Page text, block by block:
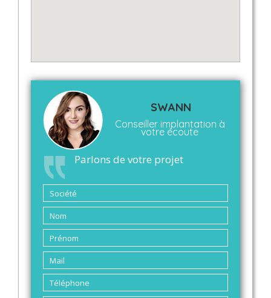
SWANN
Conseiller implantation à
votre écoute
Parlons de votre projet